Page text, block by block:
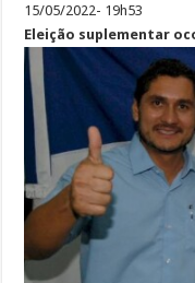
15/05/2022- 19h53
Eleição suplementar